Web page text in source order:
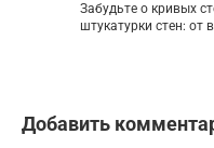
Забудьте о кривых
штукатурки стен: от
Добавить